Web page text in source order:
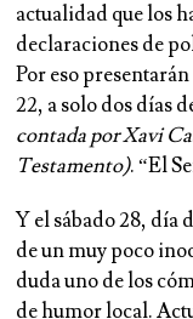
actualidad que los
declaraciones de
Por eso
22, a solo dos días
contada por Xavi
Testamento). “El
Y el sábado 28, día
de un muy poco
duda uno de los
de humor local.